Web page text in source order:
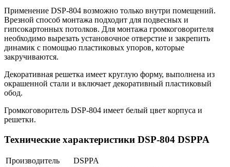
Применение DSP-804 возможно только внутри помещений.
Врезной способ монтажа подходит для подвесных и
гипсокартонных потолков. Для монтажа громкоговорителя
необходимо вырезать установочное отверстие и закрепить
динамик с помощью пластиковых упоров, которые
закручиваются.
Декоративная решетка имеет круглую форму, выполнена из
окрашенной стали и включает декоративный пластиковый
обод.
Громкоговоритель DSP-804 имеет белый цвет корпуса и
решетки.
Технические характеристики DSP-804 DSPPA
Производитель
DSPPA